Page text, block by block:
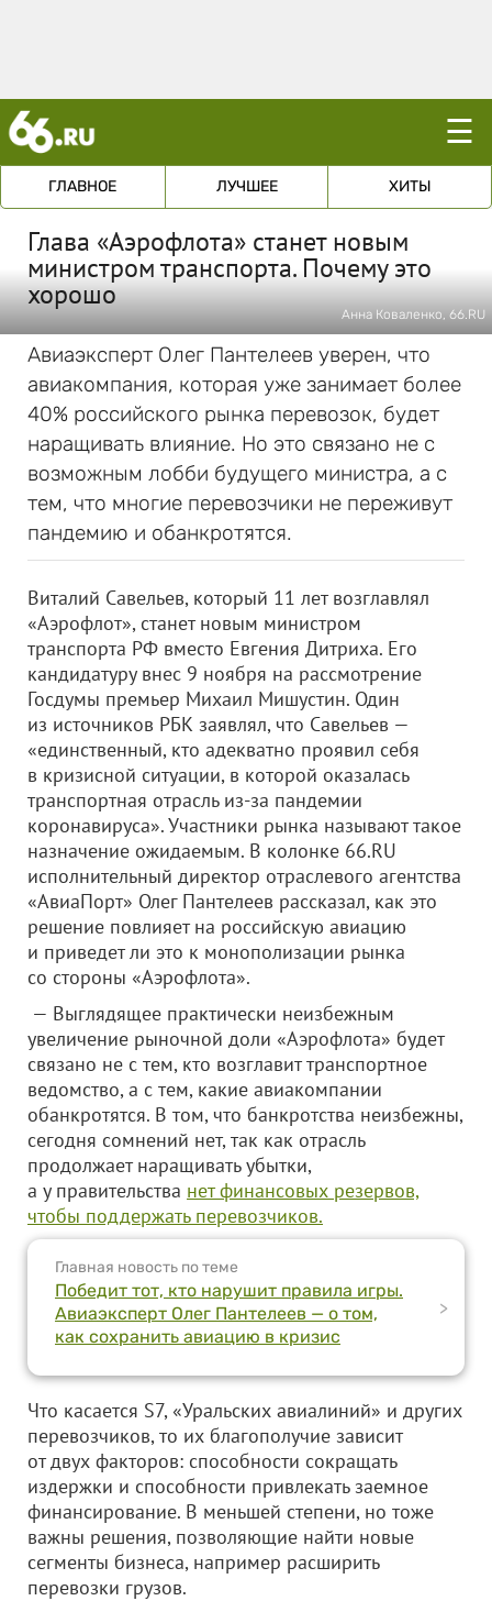
☰
ГЛАВНОЕ ЛУЧШЕЕ ХИТЫ
Глава «Аэрофлота» станет новым
министром транспорта. Почему это
хорошо
Анна Коваленко, 66.RU
Авиаэксперт Олег Пантелеев уверен, что
авиакомпания, которая уже занимает более
40% российского рынка перевозок, будет
наращивать влияние. Но это связано не с
возможным лобби будущего министра, а с
тем, что многие перевозчики не переживут
пандемию и обанкротятся.
Виталий Савельев, который 11 лет возглавлял
«Аэрофлот», станет новым министром
транспорта РФ вместо Евгения Дитриха. Его
кандидатуру внес 9 ноября на рассмотрение
Госдумы премьер Михаил Мишустин. Один
из источников РБК заявлял, что Савельев —
«единственный, кто адекватно проявил себя
в кризисной ситуации, в которой оказалась
транспортная отрасль из-за пандемии
коронавируса». Участники рынка называют такое
назначение ожидаемым. В колонке 66.RU
исполнительный директор отраслевого агентства
«АвиаПорт» Олег Пантелеев рассказал, как это
решение повлияет на российскую авиацию
и приведет ли это к монополизации рынка
со стороны «Аэрофлота».
— Выглядящее практически неизбежным
увеличение рыночной доли «Аэрофлота» будет
связано не с тем, кто возглавит транспортное
ведомство, а с тем, какие авиакомпании
обанкротятся. В том, что банкротства неизбежны,
сегодня сомнений нет, так как отрасль
продолжает наращивать убытки,
а у правительства нет финансовых резервов,
чтобы поддержать перевозчиков.
Главная новость по теме
Победит тот, кто нарушит правила игры.
Авиаэксперт Олег Пантелеев — о том,
как сохранить авиацию в кризис
>
Что касается S7, «Уральских авиалиний» и других
перевозчиков, то их благополучие зависит
от двух факторов: способности сокращать
издержки и способности привлекать заемное
финансирование. В меньшей степени, но тоже
важны решения, позволяющие найти новые
сегменты бизнеса, например расширить
перевозки грузов.